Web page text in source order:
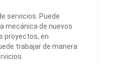
servicios. Puede
mecánica de nuevos
proyectos, en
trabajar de manera